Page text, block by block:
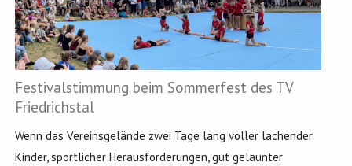
Festivalstimmung beim Sommerfest des TV
Friedrichstal
Wenn das Vereinsgelände zwei Tage lang voller lachender
Kinder, sportlicher Herausforderungen, gut gelaunter